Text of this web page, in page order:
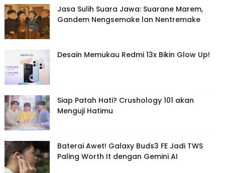
Jasa Sulih Suara Jawa: Suarane Marem,
Gandem Nengsemake lan Nentremake
Desain Memukau Redmi 13x Bikin Glow Up!
Siap Patah Hati? Crushology 101 akan
Menguji Hatimu
Baterai Awet! Galaxy Buds3 FE Jadi TWS
Paling Worth It dengan Gemini AI